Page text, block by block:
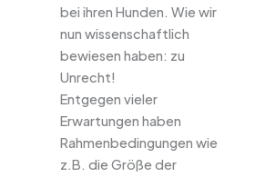
bei ihren Hunden. Wie wir
nun wissenschaftlich
bewiesen haben: zu
Unrecht!
Entgegen vieler
Erwartungen haben
Rahmenbedingungen wie
z.B. die Größe der